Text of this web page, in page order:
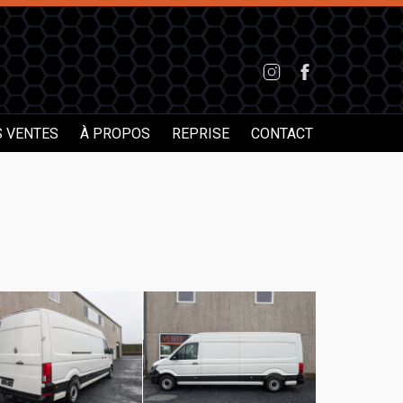
VENTES À PROPOS REPRISE CONTACT